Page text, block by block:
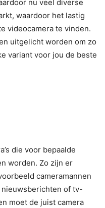
nu veel diverse
waardoor het lastig
videocamera te vinden.
uitgelicht worden om zo
variant voor jou de beste
die voor bepaalde
worden. Zo zijn er
cameramannen
of tv-
moet de juist camera